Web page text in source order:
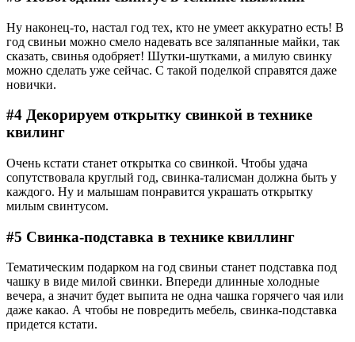
Ну наконец-то, настал год тех, кто не умеет аккуратно есть! В
год свиньи можно смело надевать все заляпанные майки, так
сказать, свинья одобряет! Шутки-шутками, а милую свинку
можно сделать уже сейчас. С такой поделкой справятся даже
новички.
#4 Декорируем открытку свинкой в технике
квилинг
Очень кстати станет открытка со свинкой. Чтобы удача
сопутствовала круглый год, свинка-талисман должна быть у
каждого. Ну и малышам понравится украшать открытку
милым свинтусом.
#5 Свинка-подставка в технике квиллинг
Тематическим подарком на год свиньи станет подставка под
чашку в виде милой свинки. Впереди длинные холодные
вечера, а значит будет выпита не одна чашка горячего чая или
даже какао. А чтобы не повредить мебель, свинка-подставка
придется кстати.